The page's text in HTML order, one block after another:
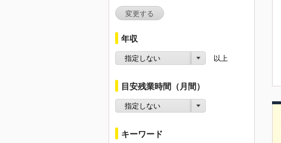
変更する
年収
指定しない 以上
目安残業時間（月間）
指定しない
キーワード